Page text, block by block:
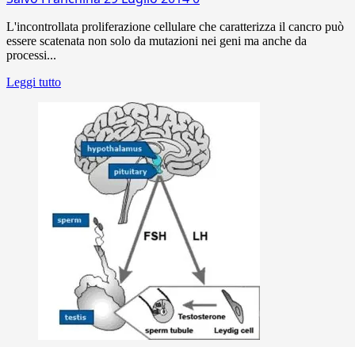
L'incontrollata proliferazione cellulare che caratterizza il cancro può
essere scatenata non solo da mutazioni nei geni ma anche da
processi...
Leggi tutto